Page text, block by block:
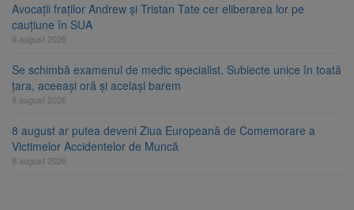
Avocații fraților Andrew și Tristan Tate cer eliberarea lor pe
cauțiune în SUA
9 august 2026
Se schimbă examenul de medic specialist. Subiecte unice în toată
țara, aceeași oră și același barem
8 august 2026
8 august ar putea deveni Ziua Europeană de Comemorare a
Victimelor Accidentelor de Muncă
8 august 2026